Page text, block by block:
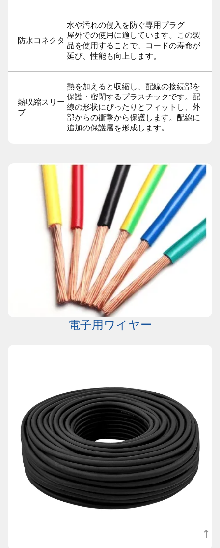
防水コネクタ
水や汚れの侵入を防ぐ専用プラグ――
屋外での使用に適しています。この製
品を使用することで、コードの寿命が
延び、性能も向上します。
熱収縮スリー
ブ
熱を加えると収縮し、配線の接続部を
保護・密閉するプラスチックです。配
線の形状にぴったりとフィットし、外
部からの衝撃から保護します。配線に
追加の保護層を形成します。
電子用ワイヤー